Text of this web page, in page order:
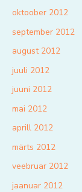
oktoober 2012
september 2012
august 2012
juuli 2012
juuni 2012
mai 2012
aprill 2012
märts 2012
veebruar 2012
jaanuar 2012